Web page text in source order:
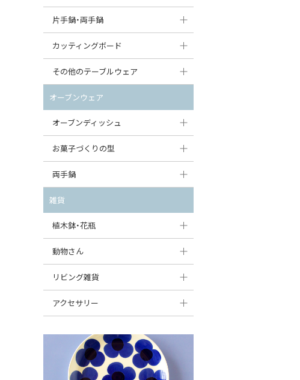
丸皿
スープ皿
ダルマプレート
たまご型プレート
ハート型プレート
変形プレート
分割ディッシュ
すべて見る
丸鉢・どんぶり・ボウル
茶碗
オーバルボウル
ハートボウル
葉っぱ型ボウル
りんご型ボウル
いちご型ボウル
星型ボウル
スープカップ
そば猪口・フリーカップ
ココット
りんごポット小
キャニスター
つぼ
ガーリックポット
オニオンキャニスター
ガーリックキャニスター
チーズケース
バターディッシュ
六角形ポット
ボトル
すべて見る
片手鍋・両手鍋
ソースパン（片手鍋）
スープチュリーン
カッティングボード
角型カッティングボード
丸型カッティングボード
すべて見る
その他のテーブルウェア
調味料入れ
グレイヴィーボート
エッグカップ
ケーキスタンド
カトラリー
はしおき・カトラリーレスト
オーブンウェア
オーブンディッシュ
大型（24cm〜）
中型（18〜24cm）
スクエアオーブンディッシュ
オーバルオーブンディッシュ
すべて見る
お菓子づくりの型
パウンド型
マフィン型
すべて見る
両手鍋
チュリーン
キャセロール
すべて見る
雑貨
植木鉢・花瓶
植木鉢
花瓶
動物さん
フィギュア・置物
貯金箱
オーナメント
リビング雑貨
スツール
バス・洗面用品
家具小物
アクセサリー
ペンダントトップ
すべて見る